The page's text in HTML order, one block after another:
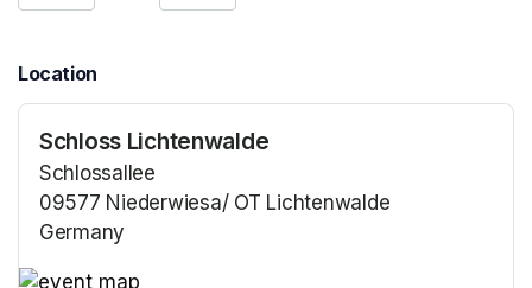
Location
Schloss Lichtenwalde
Schlossallee
09577 Niederwiesa/ OT Lichtenwalde
Germany